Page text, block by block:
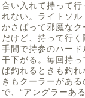
合い入れて持って行
れない。ライトソル
かさばって邪魔なク
だけど、持って行く
手間で持参のハード
干下がる。毎回持っ
ば釣れるときも釣れ
きもクーラーがある
で、“アングラーあ